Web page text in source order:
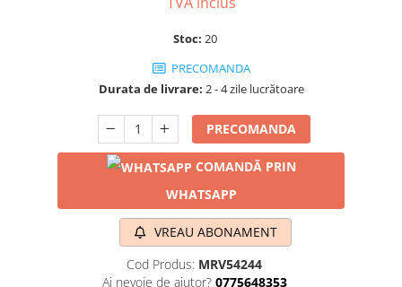
Stoc: 20
PRECOMANDA
Durata de livrare: 2 - 4 zile lucrătoare
PRECOMANDA
COMANDĂ PRIN
WHATSAPP
VREAU ABONAMENT
Cod Produs: MRV54244
Ai nevoie de ajutor? 0775648353